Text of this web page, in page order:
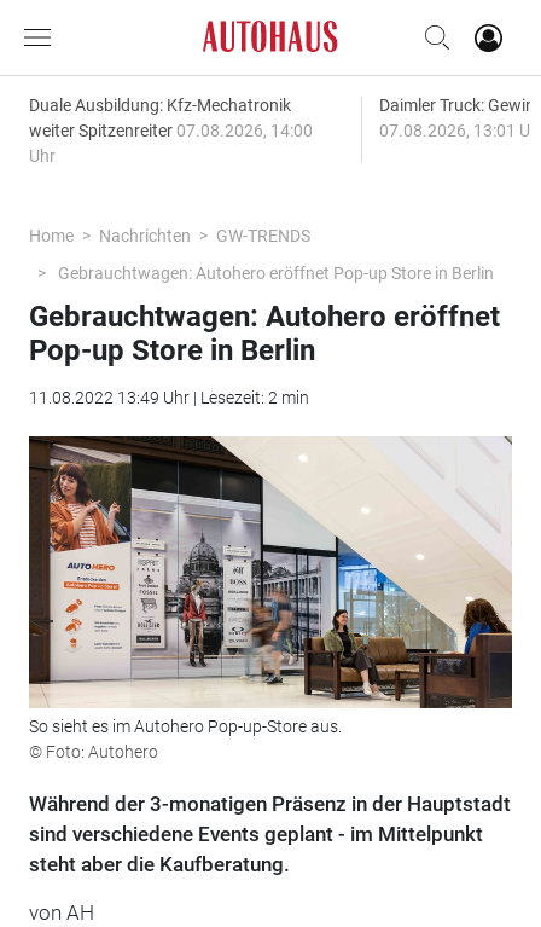
Duale Ausbildung: Kfz-Mechatronik
weiter Spitzenreiter 07.08.2026, 14:00
Uhr
Daimler Truck:
07.08.2026, 13:01
Home Nachrichten
GW-TRENDS
Gebrauchtwagen: Autohero eröffnet Pop-up Store in Berlin
Gebrauchtwagen: Autohero eröffnet
Pop-up Store in Berlin
11.08.2022 13:49 Uhr | Lesezeit: 2 min
So sieht es im Autohero Pop-up-Store aus.
© Foto: Autohero
Während der 3-monatigen Präsenz in der Hauptstadt
sind verschiedene Events geplant - im Mittelpunkt
steht aber die Kaufberatung.
von AH